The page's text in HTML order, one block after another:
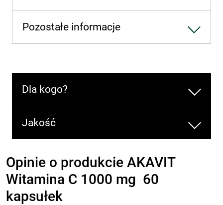
Pozostałe informacje
Dla kogo?
Jakość
Opinie o produkcie AKAVIT
Witamina C 1000 mg 60
kapsułek